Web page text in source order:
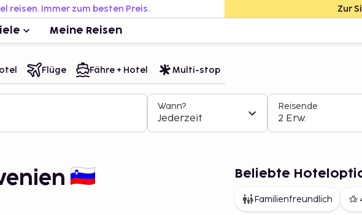
reisen. Immer zum besten Preis. Zur
Meine Reisen
Flüge Fähre + Hotel Multi-stop
Wann?
Jederzeit
Reisende
2 Erw.
Beliebte
Familienfreundlich